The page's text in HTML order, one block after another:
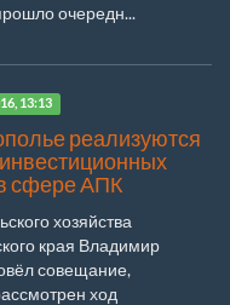
очередн...
13:13
реализуются
сфере АПК
хозяйства
края Владимир
совещание,
ход